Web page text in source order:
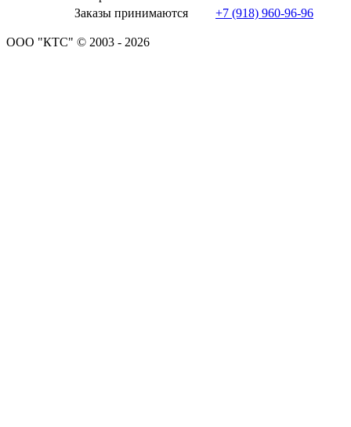
Заказы принимаются
+7 (918) 960-96-96
ООО "КТС" © 2003 - 2026